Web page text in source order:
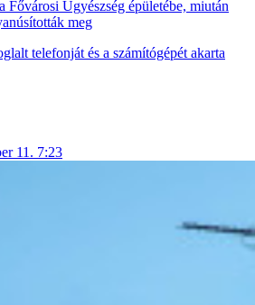
Fővárosi Ügyészség épületébe, miután
meg
telefonját és a számítógépét akarta
11. 7:23